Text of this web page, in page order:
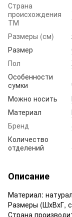
Страна
происхождения
ТМ
Размеры (см)
Размер
Пол
Особенности
сумки
Можно носить
Материал
Бренд
Количество
отделений
Описание
Материал:
Размеры (ШхВхГ,
Страна